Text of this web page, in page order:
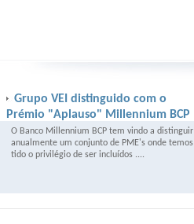
Grupo VEI distinguido com o
Prémio "Aplauso" Millennium BCP
O Banco Millennium BCP tem vindo a distinguir
anualmente um conjunto de PME's onde temos
tido o privilégio de ser incluídos ....